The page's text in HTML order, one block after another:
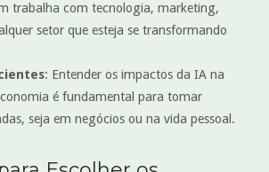
trabalha com tecnologia, marketing,
setor que esteja se transformando
: Entender os impactos da IA na
é fundamental para tomar
seja em negócios ou na vida pessoal.